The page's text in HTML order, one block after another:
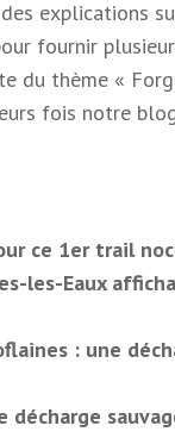
explications
fournir
du thème «
fois notre
ce 1er trail
les-Eaux
: une
décharge